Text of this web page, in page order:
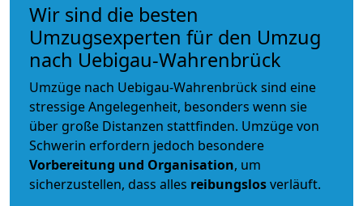
Wir sind die besten
Umzugsexperten für den Umzug
nach Uebigau-Wahrenbrück
Umzüge nach Uebigau-Wahrenbrück sind eine
stressige Angelegenheit, besonders wenn sie
über große Distanzen stattfinden. Umzüge von
Schwerin erfordern jedoch besondere
Vorbereitung und Organisation, um
sicherzustellen, dass alles reibungslosverläuft.